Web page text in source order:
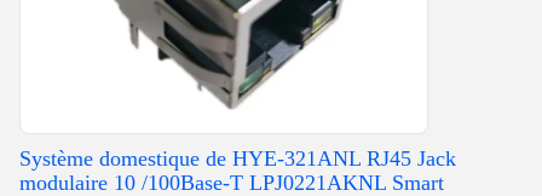
Système domestique de HYE-321ANL RJ45 Jack
modulaire 10 /100Base-T LPJ0221AKNL Smart